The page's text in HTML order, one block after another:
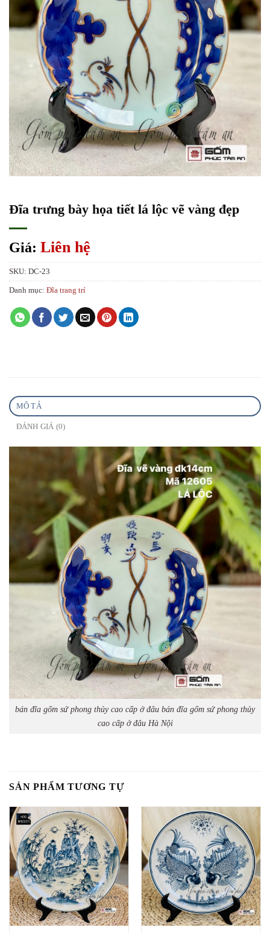
Đĩa trưng bày họa tiết lá lộc vẽ vàng đẹp
Giá: Liên hệ
SKU: DC-23
Danh mục: Đĩa trang trí
MÔ TẢ
ĐÁNH GIÁ (0)
bán đĩa gốm sứ phong thủy cao cấp ở đâu bán đĩa gốm sứ phong thủy
cao cấp ở đâu Hà Nội
SẢN PHẨM TƯƠNG TỰ